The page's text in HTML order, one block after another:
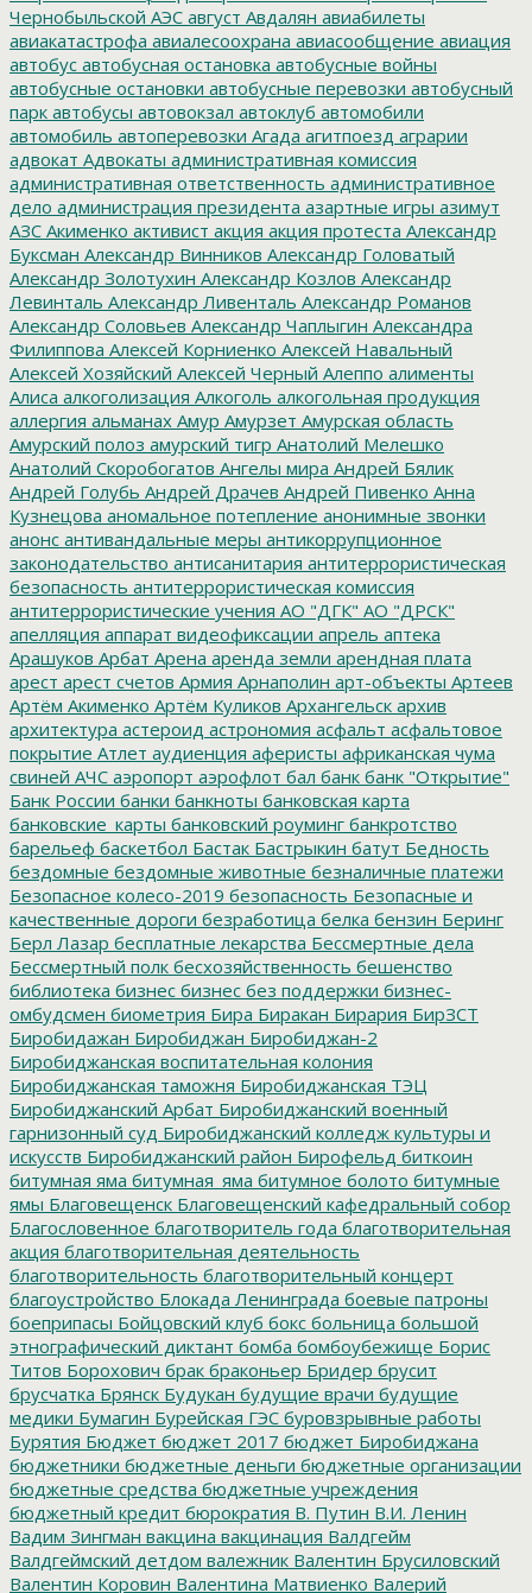
Чернобыльской АЭС август Авдалян авиабилеты
авиакатастрофа авиалесоохрана авиасообщение авиация
автобус автобусная остановка автобусные войны
автобусные остановки автобусные перевозки автобусный
парк автобусы автовокзал автоклуб автомобили
автомобиль автоперевозки Агада агитпоезд аграрии
адвокат Адвокаты административная комиссия
административная ответственность административное
дело администрация президента азартные игры азимут
АЗС Акименко активист акция акция протеста Александр
Буксман Александр Винников Александр Головатый
Александр Золотухин Александр Козлов Александр
Левинталь Александр Ливенталь Александр Романов
Александр Соловьев Александр Чаплыгин Александра
Филиппова Алексей Корниенко Алексей Навальный
Алексей Хозяйский Алексей Черный Алеппо алименты
Алиса алкоголизация Алкоголь алкогольная продукция
аллергия альманах Амур Амурзет Амурская область
Амурский полоз амурский тигр Анатолий Мелешко
Анатолий Скоробогатов Ангелы мира Андрей Бялик
Андрей Голубь Андрей Драчев Андрей Пивенко Анна
Кузнецова аномальное потепление анонимные звонки
анонс антивандальные меры антикоррупционное
законодательство антисанитария антитеррористическая
безопасность антитеррористическая комиссия
антитеррористические учения АО "ДГК" АО "ДРСК"
апелляция аппарат видеофиксации апрель аптека
Арашуков Арбат Арена аренда земли арендная плата
арест арест счетов Армия Арнаполин арт-объекты Артеев
Артём Акименко Артём Куликов Архангельск архив
архитектура астероид астрономия асфальт асфальтовое
покрытие Атлет аудиенция аферисты африканская чума
свиней АЧС аэропорт аэрофлот бал банк банк "Открытие"
Банк России банки банкноты банковская карта
банковские_карты банковский роуминг банкротство
барельеф баскетбол Бастак Бастрыкин батут Бедность
бездомные бездомные животные безналичные платежи
Безопасное колесо-2019 безопасность Безопасные и
качественные дороги безработица белка бензин Беринг
Берл Лазар бесплатные лекарства Бессмертные дела
Бессмертный полк бесхозяйственность бешенство
библиотека бизнес бизнес без поддержки бизнес-
омбудсмен биометрия Бира Биракан Бирария БирЗСТ
Биробидажан Биробиджан Биробиджан-2
Биробиджанская воспитательная колония
Биробиджанская таможня Биробиджанская ТЭЦ
Биробиджанский Арбат Биробиджанский военный
гарнизонный суд Биробиджанский колледж культуры и
искусств Биробиджанский район Бирофельд биткоин
битумная яма битумная_яма битумное болото битумные
ямы Благовещенск Благовещенский кафедральный собор
Благословенное благотворитель года благотворительная
акция благотворительная деятельность
благотворительность благотворительный концерт
благоустройство Блокада Ленинграда боевые патроны
боеприпасы Бойцовский клуб бокс больница большой
этнографический диктант бомба бомбоубежище Борис
Титов Борохович брак браконьер Бридер брусит
брусчатка Брянск Будукан будущие врачи будущие
медики Бумагин Бурейская ГЭС буровзрывные работы
Бурятия Бюджет бюджет 2017 бюджет Биробиджана
бюджетники бюджетные деньги бюджетные организации
бюджетные средства бюджетные учреждения
бюджетный кредит бюрократия В. Путин В.И. Ленин
Вадим Зингман вакцина вакцинация Валдгейм
Валдгеймский детдом валежник Валентин Брусиловский
Валентин Коровин Валентина Матвиенко Валерий